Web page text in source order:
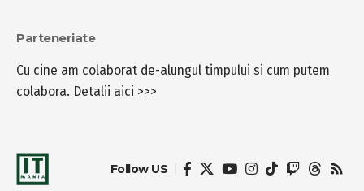
Parteneriate
Cu cine am colaborat de-alungul timpului si cum putem
colabora. Detalii aici >>>
Follow US